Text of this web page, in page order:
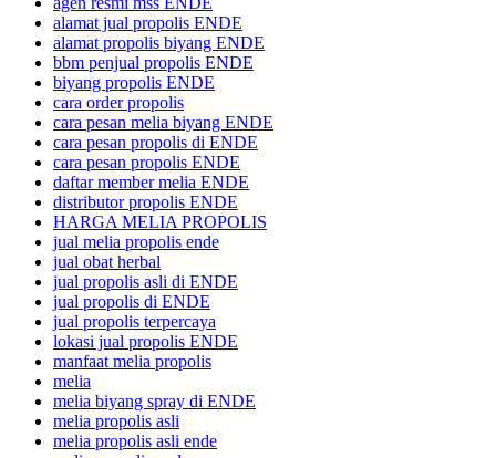
alamat jual propolis ENDE
alamat propolis biyang ENDE
bbm penjual propolis ENDE
biyang propolis ENDE
cara order propolis
cara pesan melia biyang ENDE
cara pesan propolis di ENDE
cara pesan propolis ENDE
daftar member melia ENDE
distributor propolis ENDE
HARGA MELIA PROPOLIS
jual melia propolis ende
jual obat herbal
jual propolis asli di ENDE
jual propolis di ENDE
jual propolis terpercaya
lokasi jual propolis ENDE
manfaat melia propolis
melia
melia biyang spray di ENDE
melia propolis asli
melia propolis asli ende